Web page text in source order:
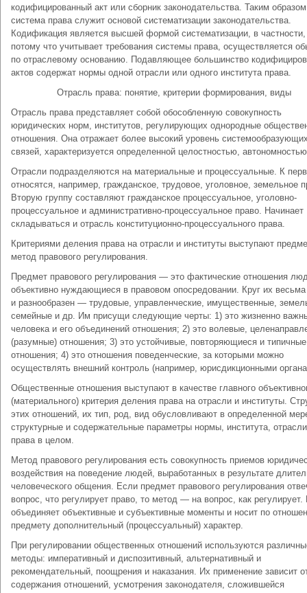
кодифицированный акт или сборник законодательства. Таким
система права служит основой систематизации законодательства.
Кодификация является высшей формой систематизации, в частности,
потому что учитывает требования системы права, осуществляется
по отраслевому основанию. Подавляющее большинство
актов содержат нормы одной отрасли или одного института права.
Отрасль права: понятие, критерии формирования, виды
Отрасль права представляет собой обособленную совокупность
юридических норм, институтов, регулирующих однородные
отношения. Она отражает более высокий уровень
связей, характеризуется определенной целостностью,
Отрасли подразделяются на материальные и процессуальные. К
относятся, например, гражданское, трудовое, уголовное, земельное
Вторую группу составляют гражданское процессуальное, уголовно-
процессуальное и административно-процессуальное право. Начинает
складываться и отрасль конституционно-процессуального права.
Критериями деления права на отрасли и институты выступают
метод правового регулирования.
Предмет правового регулирования — это фактические отношения
объективно нуждающиеся в правовом опосредовании. Круг их
и разнообразен — трудовые, управленческие, имущественные,
семейные и др. Им присущи следующие черты: 1) это жизненно
человека и его объединений отношения; 2) это волевые,
(разумные) отношения; 3) это устойчивые, повторяющиеся и типичные
отношения; 4) это отношения поведенческие, за которыми можно
осуществлять внешний контроль (например, юрисдикционными
Общественные отношения выступают в качестве главного
(материального) критерия деления права на отрасли и институты.
этих отношений, их тип, род, вид обусловливают в определенной
структурные и содержательные параметры нормы, института,
права в целом.
Метод правового регулирования есть совокупность приемов
воздействия на поведение людей, выработанных в результате
человеческого общения. Если предмет правового регулирования
вопрос, что регулирует право, то метод — на вопрос, как
объединяет объективные и субъективные моменты и носит по
предмету дополнительный (процессуальный) характер.
При регулировании общественных отношений используются
методы: императивный и диспозитивный, альтернативный и
рекомендательный, поощрения и наказания. Их применение зависит
содержания отношений, усмотрения законодателя, сложившейся